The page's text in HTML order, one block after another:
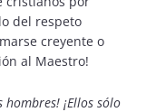
del respeto
creyente o
al Maestro!
hombres! ¡Ellos sólo